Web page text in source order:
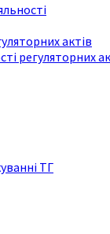
актів
регуляторних
ТГ